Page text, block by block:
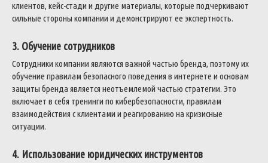
клиентов, кейс-стади и другие материалы, которые подчеркивают
сильные стороны компании и демонстрируют ее экспертность.
3. Обучение сотрудников
Сотрудники компании являются важной частью бренда, поэтому их
обучение правилам безопасного поведения в интернете и основам
защиты бренда является неотъемлемой частью стратегии. Это
включает в себя тренинги по кибербезопасности, правилам
взаимодействия с клиентами и реагированию на кризисные
ситуации.
4. Использование юридических инструментов